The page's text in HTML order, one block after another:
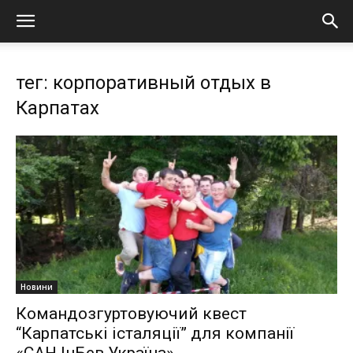
тег: корпоративный отдых в
Карпатах
Новини
Командозгуртовуючий квест
“Карпатські істаляції” для компанії